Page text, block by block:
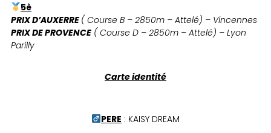
5è
PRIX D’AUXERRE ( Course B – 2850m – Attelé) – Vincennes
PRIX DE PROVENCE ( Course D – 2850m – Attelé) – Lyon
Parilly
Carte identité
PERE : KAISY DREAM